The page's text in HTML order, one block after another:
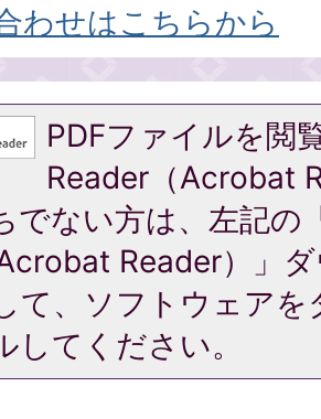
わせはこちらから
PDFファイルを閲
Reader（Acrobat
でない方は、左記の
Reader）」
て、ソフトウェア
してください。